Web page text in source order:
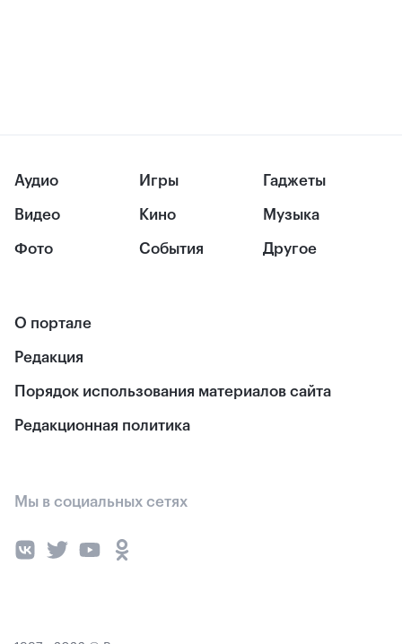
Аудио
Видео
Фото
Игры
Кино
События
Гаджеты
Музыка
Другое
О портале
Редакция
Порядок использования материалов сайта
Редакционная политика
Мы в социальных сетях